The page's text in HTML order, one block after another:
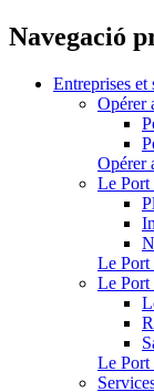
Navegació
Entreprises et
Opérer
Opérer
Le Port
Le Port
Le Port
Le Port